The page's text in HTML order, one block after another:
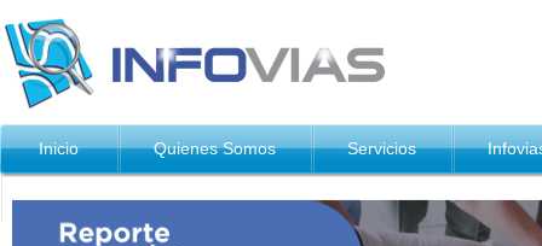
Inicio Quienes Somos Servicios
Contáctenos